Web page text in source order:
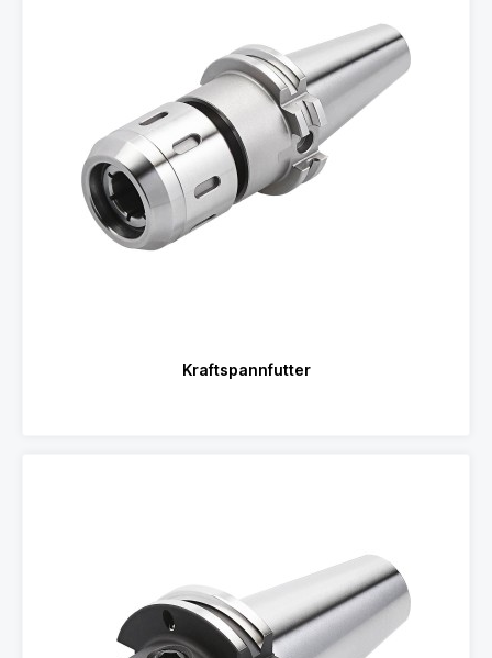
Kraftspannfutter